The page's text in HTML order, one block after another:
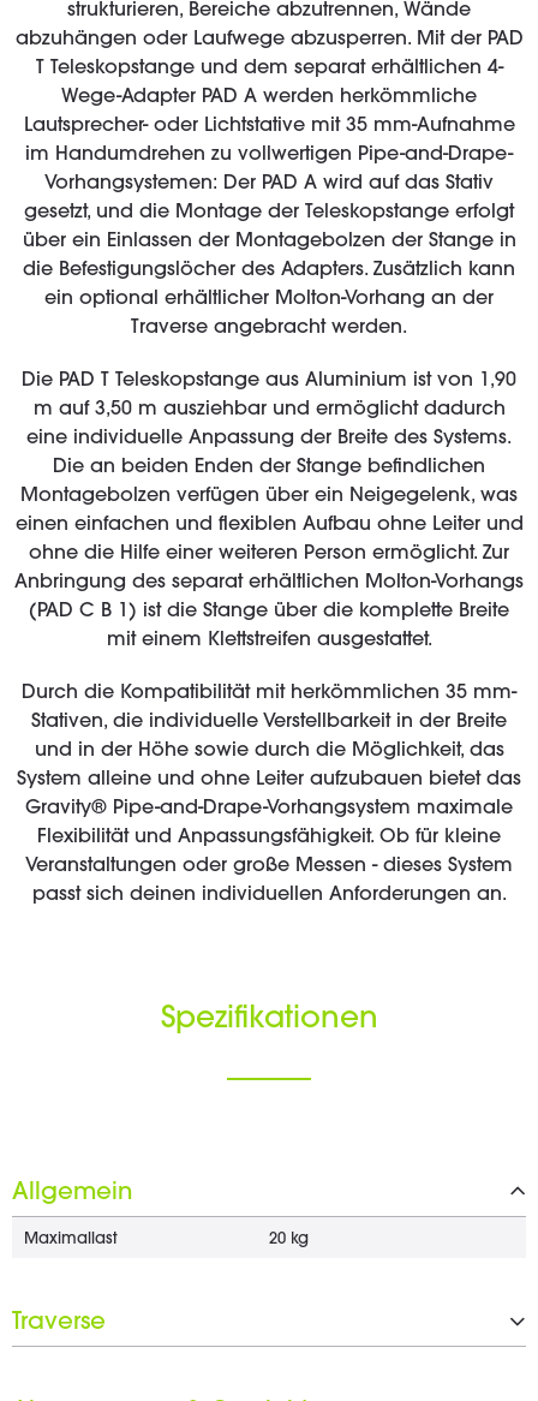
strukturieren, Bereiche abzutrennen, Wände
abzuhängen oder Laufwege abzusperren. Mit der PAD
T Teleskopstange und dem separat erhältlichen 4-
Wege-Adapter PAD A werden herkömmliche
Lautsprecher- oder Lichtstative mit 35 mm-Aufnahme
im Handumdrehen zu vollwertigen Pipe-and-Drape-
Vorhangsystemen: Der PAD A wird auf das Stativ
gesetzt, und die Montage der Teleskopstange erfolgt
über ein Einlassen der Montagebolzen der Stange in
die Befestigungslöcher des Adapters. Zusätzlich kann
ein optional erhältlicher Molton-Vorhang an der
Traverse angebracht werden.
Die PAD T Teleskopstange aus Aluminium ist von 1,90
m auf 3,50 m ausziehbar und ermöglicht dadurch
eine individuelle Anpassung der Breite des Systems.
Die an beiden Enden der Stange befindlichen
Montagebolzen verfügen über ein Neigegelenk, was
einen einfachen und flexiblen Aufbau ohne Leiter und
ohne die Hilfe einer weiteren Person ermöglicht. Zur
Anbringung des separat erhältlichen Molton-Vorhangs
(PAD C B 1) ist die Stange über die komplette Breite
mit einem Klettstreifen ausgestattet.
Durch die Kompatibilität mit herkömmlichen 35 mm-
Stativen, die individuelle Verstellbarkeit in der Breite
und in der Höhe sowie durch die Möglichkeit, das
System alleine und ohne Leiter aufzubauen bietet das
Gravity® Pipe-and-Drape-Vorhangsystem maximale
Flexibilität und Anpassungsfähigkeit. Ob für kleine
Veranstaltungen oder große Messen - dieses System
passt sich deinen individuellen Anforderungen an.
Spezifikationen
Allgemein
Maximallast 20 kg
Traverse